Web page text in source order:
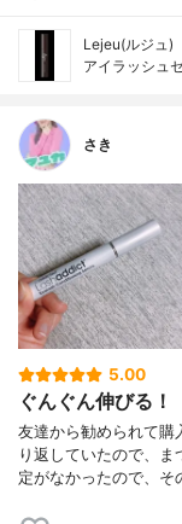
Lejeu(ルジュ)
アイラッシュ
さき
5.00
ぐんぐん伸びる！
友達から勧められて購
り返していたので、
定がなかったので、